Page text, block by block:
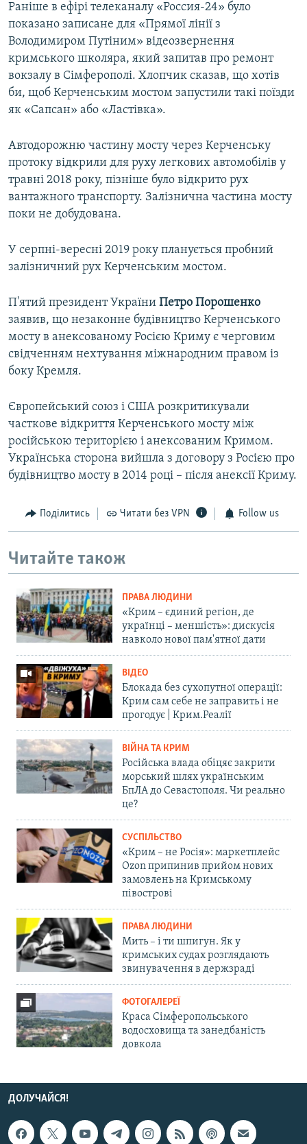
Раніше в ефірі телеканалу «Россия-24» було
показано записане для «Прямої лінії з
Володимиром Путіним» відеозвернення
кримського школяра, який запитав про ремонт
вокзалу в Сімферополі. Хлопчик сказав, що хотів
би, щоб Керченським мостом запустили такі поїзди
як «Сапсан» або «Ластівка».
Автодорожню частину мосту через Керченську
протоку відкрили для руху легкових автомобілів у
травні 2018 року, пізніше було відкрито рух
вантажного транспорту. Залізнична частина мосту
поки не добудована.
У серпні-вересні 2019 року планується пробний
залізничний рух Керченським мостом.
П'ятий президент України Петро Порошенко
заявив, що незаконне будівництво Керченського
мосту в анексованому Росією Криму є черговим
свідченням нехтування міжнародним правом із
боку Кремля.
Європейський союз і США розкритикували
часткове відкриття Керченського мосту між
російською територією і анексованим Кримом.
Українська сторона вийшла з договору з Росією про
будівництво мосту в 2014 році – після анексії Криму.
Поділитись Читати без VPN Follow us
Читайте також
ПРАВА ЛЮДИНИ
«Крим – єдиний регіон, де
українці – меншість»: дискусія
навколо нової пам'ятної дати
ВІДЕО
Блокада без сухопутної операції:
Крим сам себе не заправить і не
прогодує | Крим.Реалії
ВІЙНА ТА КРИМ
Російська влада обіцяє закрити
морський шлях українським
БпЛА до Севастополя. Чи реально
це?
СУСПІЛЬСТВО
«Крим – не Росія»: маркетплейс
Ozon припинив прийом нових
замовлень на Кримському
півострові
ПРАВА ЛЮДИНИ
Мить – і ти шпигун. Як у
кримських судах розглядають
звинувачення в держзраді
ФОТОГАЛЕРЕЇ
Краса Сімферопольського
водосховища та занедбаність
довкола
ДОЛУЧАЙСЯ!